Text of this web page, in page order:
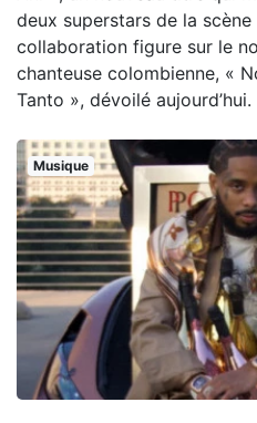
deux superstars de la
collaboration figure sur le
chanteuse colombienne, «
Tanto », dévoilé aujourd’hui.
Musique